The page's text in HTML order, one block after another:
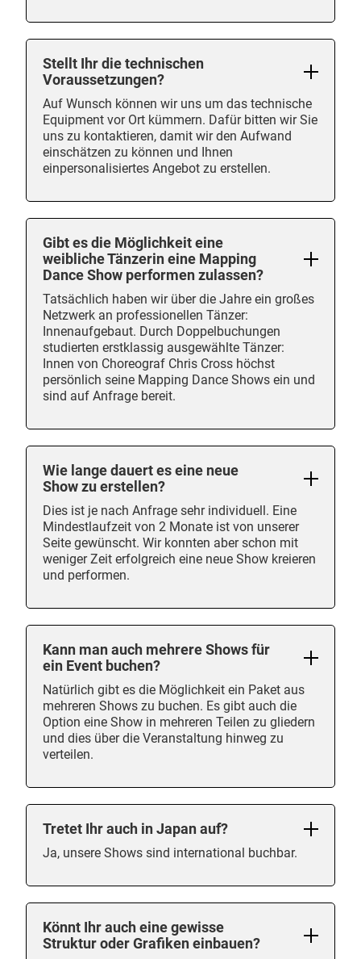
Stellt Ihr die technischen
Voraussetzungen?
Auf Wunsch können wir uns um das technische
Equipment vor Ort kümmern. Dafür bitten wir Sie
uns zu kontaktieren, damit wir den Aufwand
einschätzen zu können und Ihnen
einpersonalisiertes Angebot zu erstellen.
Gibt es die Möglichkeit eine
weibliche Tänzerin eine Mapping
Dance Show performen zulassen?
Tatsächlich haben wir über die Jahre ein großes
Netzwerk an professionellen Tänzer:
Innenaufgebaut. Durch Doppelbuchungen
studierten erstklassig ausgewählte Tänzer:
Innen von Choreograf Chris Cross höchst
persönlich seine Mapping Dance Shows ein und
sind auf Anfrage bereit.
Wie lange dauert es eine neue
Show zu erstellen?
Dies ist je nach Anfrage sehr individuell. Eine
Mindestlaufzeit von 2 Monate ist von unserer
Seite gewünscht. Wir konnten aber schon mit
weniger Zeit erfolgreich eine neue Show kreieren
und performen.
Kann man auch mehrere Shows für
ein Event buchen?
Natürlich gibt es die Möglichkeit ein Paket aus
mehreren Shows zu buchen. Es gibt auch die
Option eine Show in mehreren Teilen zu gliedern
und dies über die Veranstaltung hinweg zu
verteilen.
Tretet Ihr auch in Japan auf?
Ja, unsere Shows sind international buchbar.
Könnt Ihr auch eine gewisse
Struktur oder Grafiken einbauen?